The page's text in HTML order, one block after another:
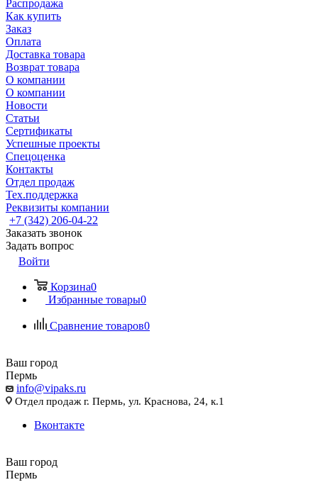
Распродажа
Как купить
Заказ
Оплата
Доставка товара
Возврат товара
О компании
О компании
Новости
Статьи
Сертификаты
Успешные проекты
Спецоценка
Контакты
Отдел продаж
Тех.поддержка
Реквизиты компании
+7 (342) 206-04-22
Заказать звонок
Задать вопрос
Войти
Корзина0
Избранные товары0
Сравнение товаров0
Ваш город
Пермь
info@vipaks.ru
Отдел продаж г. Пермь, ул. Краснова, 24, к.1
Вконтакте
Ваш город
Пермь